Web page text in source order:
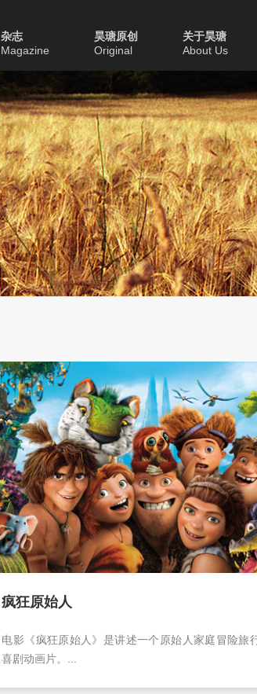
杂志
Magazine
昊瑭原创
Original
关于昊瑭
About Us
疯狂原始人
电影《疯狂原始人》是讲述一个原始人家庭冒险旅
喜剧动画片。...